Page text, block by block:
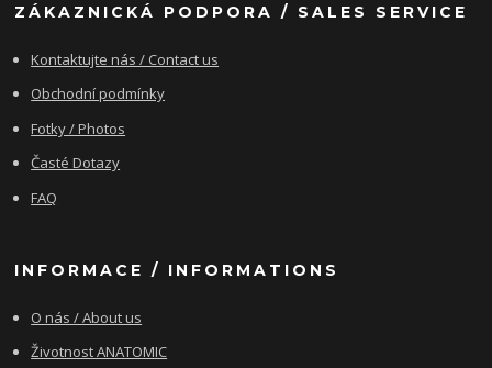
ZÁKAZNICKÁ PODPORA / SALES SERVICE
Kontaktujte nás / Contact us
Obchodní podmínky
Fotky / Photos
Časté Dotazy
FAQ
INFORMACE / INFORMATIONS
O nás / About us
Životnost ANATOMIC